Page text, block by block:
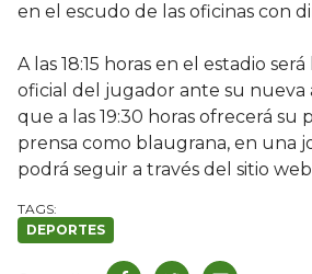
en el escudo de las oficinas con
A las 18:15 horas en el estadio
oficial del jugador ante su nueva
que a las 19:30 horas ofrecerá su
prensa como blaugrana, en una
podrá seguir a través del sitio
DEPORTES